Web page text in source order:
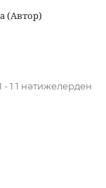
(Автор)
- 1 1 нәтижелерден